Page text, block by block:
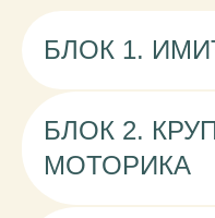
2.
Спикеры:
БЛОК 1.
БЛОК 2.
МОТОРИКА